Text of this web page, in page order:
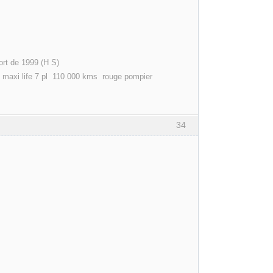
tdi 110 confort de 1999 (H S)
rouge pompier
34